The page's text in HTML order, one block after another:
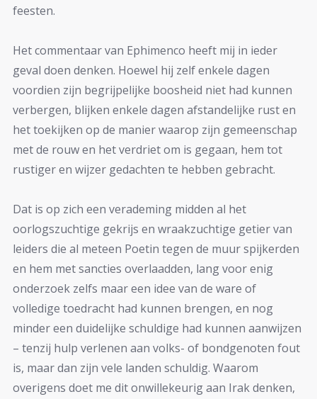
feesten.
Het commentaar van Ephimenco heeft mij in ieder
geval doen denken. Hoewel hij zelf enkele dagen
voordien zijn begrijpelijke boosheid niet had kunnen
verbergen, blijken enkele dagen afstandelijke rust en
het toekijken op de manier waarop zijn gemeenschap
met de rouw en het verdriet om is gegaan, hem tot
rustiger en wijzer gedachten te hebben gebracht.
Dat is op zich een verademing midden al het
oorlogszuchtige gekrijs en wraakzuchtige getier van
leiders die al meteen Poetin tegen de muur spijkerden
en hem met sancties overlaadden, lang voor enig
onderzoek zelfs maar een idee van de ware of
volledige toedracht had kunnen brengen, en nog
minder een duidelijke schuldige had kunnen aanwijzen
– tenzij hulp verlenen aan volks- of bondgenoten fout
is, maar dan zijn vele landen schuldig. Waarom
overigens doet me dit onwillekeurig aan Irak denken,